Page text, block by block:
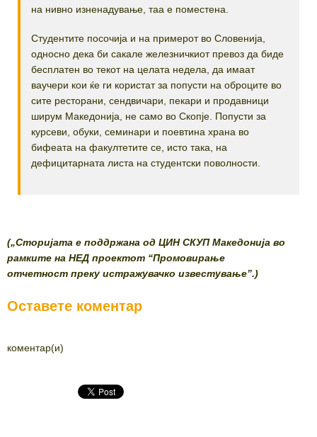
на нивно изненадување, таа е поместена.
Студентите посочија и на примерот во Словенија,
односно дека би сакале железничкиот превоз да биде
бесплатен во текот на целата недела, да имаат
ваучери кои ќе ги користат за попусти на оброците во
сите ресторани, сендвичари, пекари и продавници
ширум Македонија, не само во Скопје. Попусти за
курсеви, обуки, семинари и поевтина храна во
бифеата на факултетите се, исто така, на
дефицитарната листа на студентски поволности.
(„Сторијата е поддржана од ЦИН СКУП Македонија во
рамките на НЕД проектот “Промовирање
отчетност преку истражувачко известување”.)
Оставете коментар
коментар(и)